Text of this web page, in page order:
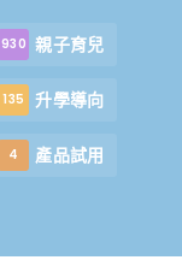
930 親子育兒
135 升學導向
4 產品試用